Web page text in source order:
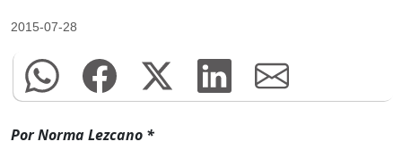
2015-07-28
Por Norma Lezcano *